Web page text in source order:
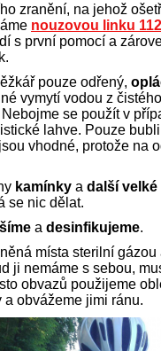
zranění, na jehož
nouzovou linku 112
s první pomocí a
pouze odřený,
vymytí vodou z
se použít v
lahve. Pouze
vhodné, protože na
kamínky a další
se nic dělat.
a desinfikujeme.
místa sterilní gázou
ji nemáme s sebou,
obvazů použijeme
a obvážeme jimi ránu.